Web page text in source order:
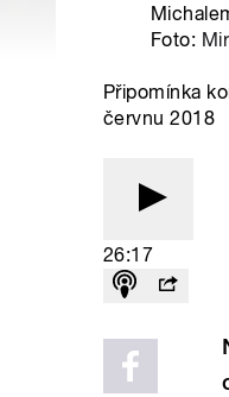
Foto:
Připomínka
červnu 2018
26:17